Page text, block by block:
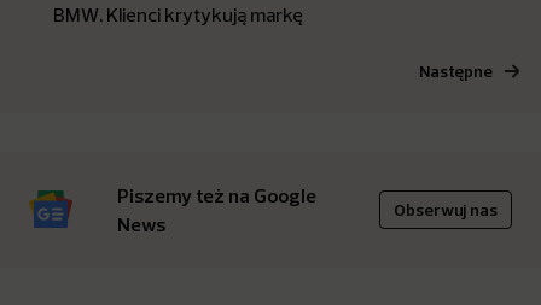
BMW. Klienci krytykują markę
Następne
Piszemy też na Google
News
Obserwuj nas